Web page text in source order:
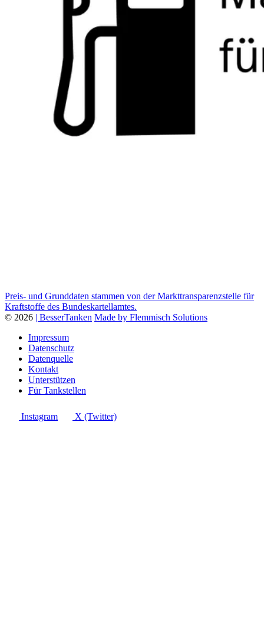
Preis- und Grunddaten stammen von der Markttransparenzstelle für
Kraftstoffe des Bundeskartellamtes.
© 2026 | BesserTanken Made by Flemmisch Solutions
Impressum
Datenschutz
Datenquelle
Kontakt
Unterstützen
Für Tankstellen
Instagram X (Twitter)